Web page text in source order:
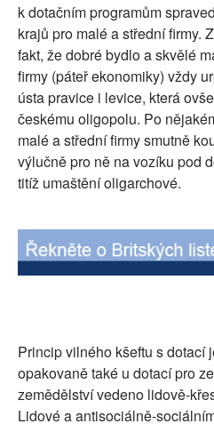
PŘÍSPĚVKY NA PROVOZ
SOCIÁLNÍ SÍTĚ
RUBRIKY
PLNÁ VERZE STRÁNEK
k dotačním programům
krajů pro malé a střední firmy.
fakt, že dobré bydlo a skvělé
firmy (páteř ekonomiky) vždy
ústa pravice i levice, která
českému oligopolu. Po
malé a střední firmy smutně
výlučně pro ně na vozíku pod
titíž umaštění oligarchové.
Princip vilného kšeftu s dotací
opakovaně také u dotací pro
zemědělství vedeno lidově-
Lidové a antisociálně-